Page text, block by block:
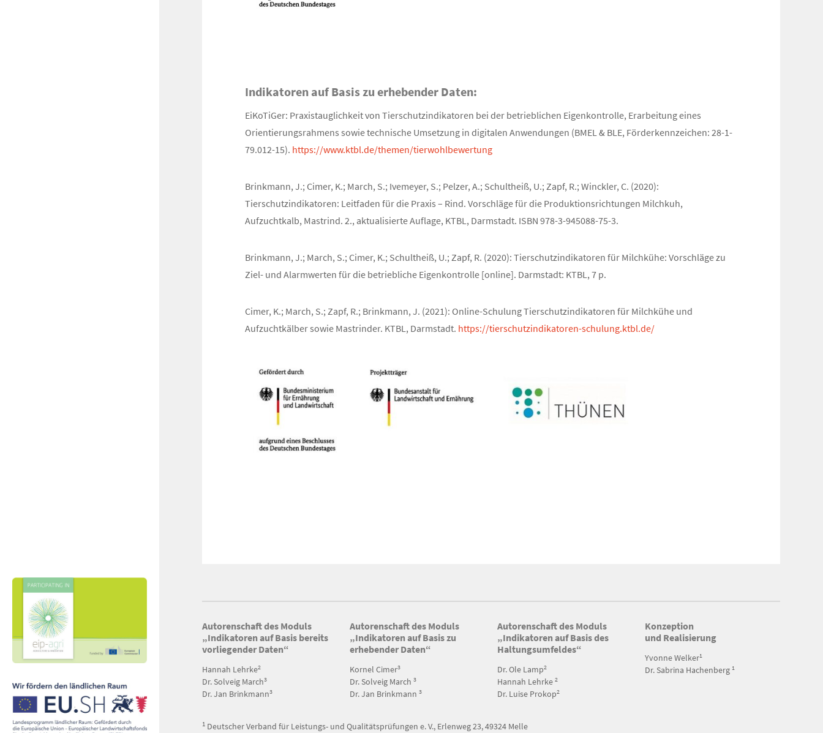
Indikatoren auf Basis zu erhebender Daten:
EiKoTiGer: Praxistauglichkeit von Tierschutzindikatoren bei der betrieblichen Eigenkontrolle, Erarbeitung eines
Orientierungsrahmens sowie technische Umsetzung in digitalen Anwendungen (BMEL & BLE, Förderkennzeichen: 28-1-
79.012-15). https://www.ktbl.de/themen/tierwohlbewertung
Brinkmann, J.; Cimer, K.; March, S.; Ivemeyer, S.; Pelzer, A.; Schultheiß, U.; Zapf, R.; Winckler, C. (2020):
Tierschutzindikatoren: Leitfaden für die Praxis – Rind. Vorschläge für die Produktionsrichtungen Milchkuh,
Aufzuchtkalb, Mastrind. 2., aktualisierte Auflage, KTBL, Darmstadt. ISBN 978-3-945088-75-3.
Brinkmann, J.; March, S.; Cimer, K.; Schultheiß, U.; Zapf, R. (2020): Tierschutzindikatoren für Milchkühe: Vorschläge zu
Ziel- und Alarmwerten für die betriebliche Eigenkontrolle [online]. Darmstadt: KTBL, 7 p.
Cimer, K.; March, S.; Zapf, R.; Brinkmann, J. (2021): Online-Schulung Tierschutzindikatoren für Milchkühe und
Aufzuchtkälber sowie Mastrinder. KTBL, Darmstadt. https://tierschutzindikatoren-schulung.ktbl.de/
Autorenschaft des Moduls
„Indikatoren auf Basis bereits
vorliegender Daten“
Hannah Lehrke2
Dr. Solveig March3
Dr. Jan Brinkmann3
Autorenschaft des Moduls
„Indikatoren auf Basis zu
erhebender Daten“
Kornel Cimer3
Dr. Solveig March 3
Dr. Jan Brinkmann 3
Autorenschaft des Moduls
„Indikatoren auf Basis des
Haltungsumfeldes“
Dr. Ole Lamp2
Hannah Lehrke 2
Dr. Luise Prokop2
Konzeption
und Realisierung
Yvonne Welker1
Dr. Sabrina Hachenberg 1
1 Deutscher Verband für Leistungs- und Qualitätsprüfungen e. V., Erlenweg 23, 49324 Melle